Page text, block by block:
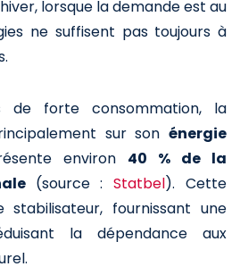
lorsque la demande est au
ne suffisent pas toujours à
de forte consommation, la
sur son énergie
environ 40 % de la
(source :Statbel). Cette
fournissant une
la dépendance aux